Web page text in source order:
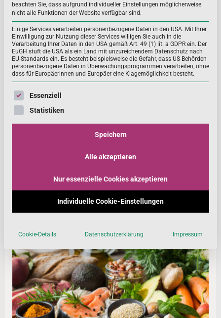
Fakt des Monats: Rolle von
Nahrungsergänzungsmitteln zur Vermeidung
von Mikronährstoffmängeln in der EU
Eine aktuelle Publikation1 thematisiert das
Vorhandensein von Mikronährstoffmängeln und
Unterversorgungen mit essentiellen Nährstoffen
beachten Sie, dass aufgrund individueller Einstellungen möglicherweise
nicht alle Funktionen der Website verfügbar sind.
Einige Services verarbeiten personenbezogene Daten in den USA. Mit Ihrer
Einwilligung zur Nutzung dieser Services willigen Sie auch in die
Verarbeitung Ihrer Daten in den USA gemäß Art. 49 (1) lit. a GDPR ein. Der
EuGH stuft die USA als ein Land mit unzureichendem Datenschutz nach
EU-Standards ein. Es besteht beispielsweise die Gefahr, dass US-Behörden
personenbezogene Daten in Überwachungsprogrammen verarbeiten, ohne
dass für Europäerinnen und Europäer eine Klagemöglichkeit besteht.
Es folgt eine Liste der Service-Gruppen, für die eine
Essenziell
Statistiken
Speichern
Alle akzeptieren
Nur essenzielle Cookies akzeptieren
Individuelle Cookie-Einstellungen
Cookie-Details Datenschutzerklärung Impressum